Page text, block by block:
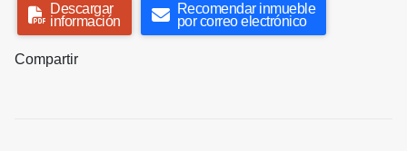
Descargar
información
Recomendar inmueble
por correo electrónico
Compartir